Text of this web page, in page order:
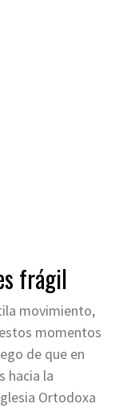
frágil
movimiento,
momentos
de que en
hacia la
Ortodoxa